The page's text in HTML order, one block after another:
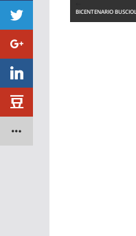
BICENTENARIO